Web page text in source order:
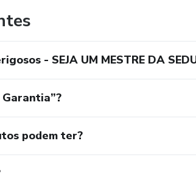
- SEJA UM MESTRE DA
podem ter?